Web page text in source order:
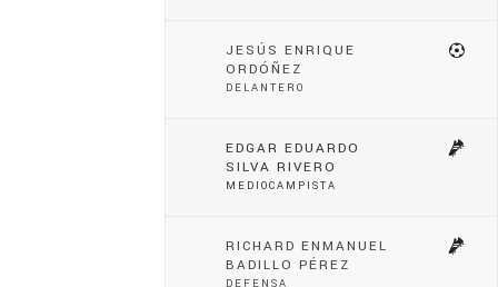
JESÚS ENRIQUE
ORDÓÑEZ
DELANTERO
EDGAR EDUARDO
SILVA RIVERO
MEDIOCAMPISTA
RICHARD ENMANUEL
BADILLO PÉREZ